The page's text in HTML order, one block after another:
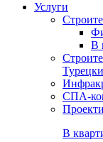
Услуги
В
СПА-
В